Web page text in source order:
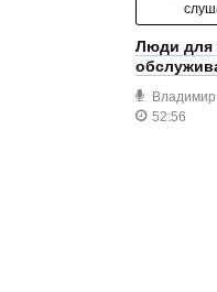
Люди для
52:56